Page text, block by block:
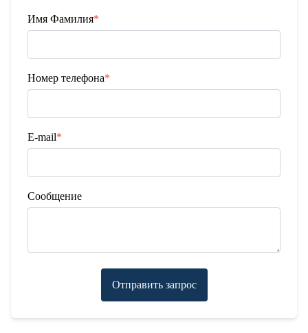
Имя Фамилия*
Номер телефона*
E-mail*
Сообщение
Отправить запрос